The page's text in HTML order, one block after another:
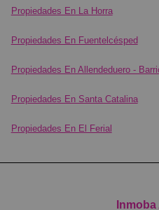
Propiedades En La Horra
Propiedades En Fuentelcésped
Propiedades En Allendeduero -
Propiedades En Santa Catalina
Propiedades En El Ferial